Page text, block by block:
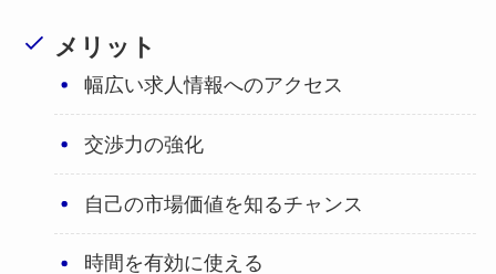
メリット
幅広い求人情報へのアクセス
交渉力の強化
自己の市場価値を知るチャンス
時間を有効に使える